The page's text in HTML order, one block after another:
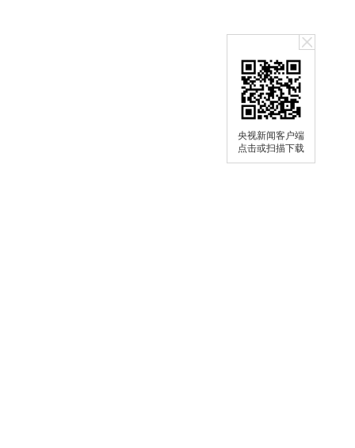
央视新闻客户端
点击或扫描下载